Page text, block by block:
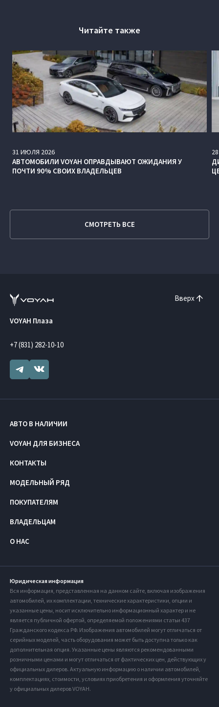
Читайте также
31 ИЮЛЯ 2026
АВТОМОБИЛИ VOYAH ОПРАВДЫВАЮТ ОЖИДАНИЯ У
ПОЧТИ 90% СВОИХ ВЛАДЕЛЬЦЕВ
28
СМОТРЕТЬ ВСЕ
Вверх
VOYAH Плаза
+7 (831) 282-10-10
АВТО В НАЛИЧИИ
VOYAH ДЛЯ БИЗНЕСА
КОНТАКТЫ
МОДЕЛЬНЫЙ РЯД
ПОКУПАТЕЛЯМ
ВЛАДЕЛЬЦАМ
О НАС
Юридическая информация
Вся информация, представленная на данном сайте, включая изображения
автомобилей, их комплектации, технические характеристики, опции и
указанные цены, носит исключительно информационный характер и не
является публичной офертой, определяемой положениями статьи 437
Гражданского кодекса РФ. Изображения автомобилей могут отличаться от
серийных моделей, часть оборудования может быть доступна только как
дополнительная опция. Указанные цены являются рекомендованными
розничными ценами и могут отличаться от фактических цен, действующих у
официальных дилеров. Актуальную информацию о наличии автомобилей,
комплектациях, стоимости, условиях приобретения и оформления уточняйте
у официальных дилеров VOYAH.